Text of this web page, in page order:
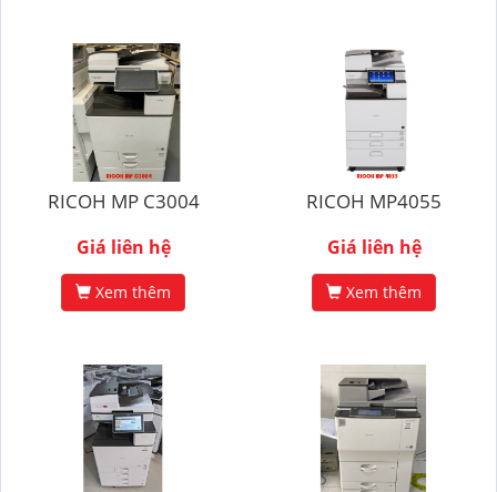
RICOH MP C3004
Giá liên hệ
Xem thêm
RICOH MP4055
Giá liên hệ
Xem thêm